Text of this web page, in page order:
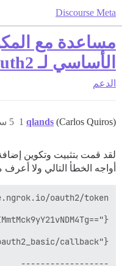
Discourse Meta
مساعدة مع
الأساسي لـ OAuth2
الدعم
qlands (Carlos Quiros) 5 سبتمبر 2022، 3:10م 1
أواجه الخطأ التالي ولا